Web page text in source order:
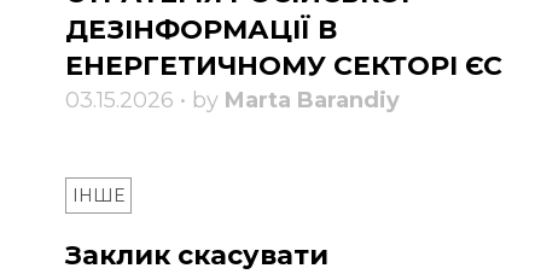
ДЕЗІНФОРМАЦІЇ В
ЕНЕРГЕТИЧНОМУ СЕКТОРІ ЄС
03.15.2026 • by Marta Barandiy
ІНШЕ
Заклик скасувати